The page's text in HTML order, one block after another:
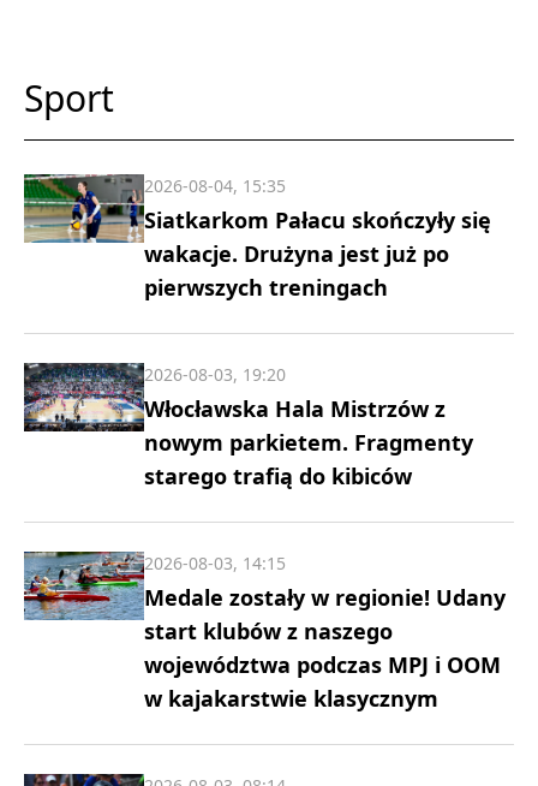
Sport
Siatkarkom Pałacu skończyły się
wakacje. Drużyna jest już po
pierwszych treningach
2026-08-04, 15:35
Włocławska Hala Mistrzów z
nowym parkietem. Fragmenty
starego trafią do kibiców
2026-08-03, 19:20
Medale zostały w regionie! Udany
start klubów z naszego
województwa podczas MPJ i OOM
w kajakarstwie klasycznym
2026-08-03, 14:15